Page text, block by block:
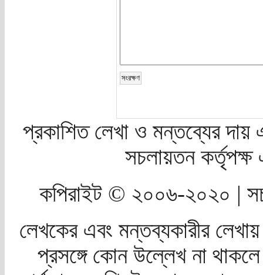
প্রকাশিত লেখা ও মন্তব্যের দায়
সচলায়তন
কপিরাইট © ২০০৬-২০২০ |
লেখকের এবং মন্তব্যকারীর
প্রসঙ্গে কোন উল্লেখ না